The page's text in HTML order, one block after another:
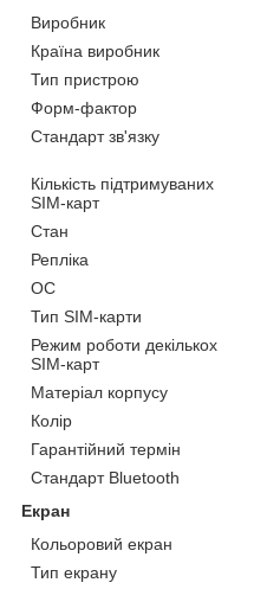
Виробник
Країна виробник
Тип пристрою
Форм-фактор
Стандарт зв'язку
Кількість підтримуваних
SIM-карт
Стан
Репліка
ОС
Тип SIM-карти
Режим роботи декількох
SIM-карт
Матеріал корпусу
Колір
Гарантійний термін
Стандарт Bluetooth
Екран
Кольоровий екран
Тип екрану